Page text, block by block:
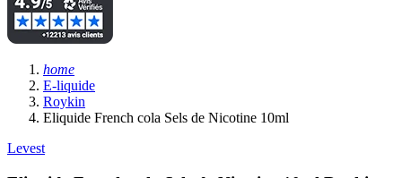
home
E-liquide
Roykin
Eliquide French cola Sels de Nicotine 10ml
Levest